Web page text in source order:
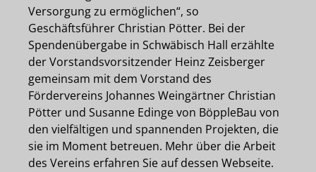
Versorgung zu ermöglichen“, so
Geschäftsführer Christian Pötter. Bei der
Spendenübergabe in Schwäbisch Hall erzählte
der Vorstandsvorsitzender Heinz Zeisberger
gemeinsam mit dem Vorstand des
Fördervereins Johannes Weingärtner Christian
Pötter und Susanne Edinge von BöppleBau von
den vielfältigen und spannenden Projekten, die
sie im Moment betreuen. Mehr über die Arbeit
des Vereins erfahren Sie auf dessen Webseite.